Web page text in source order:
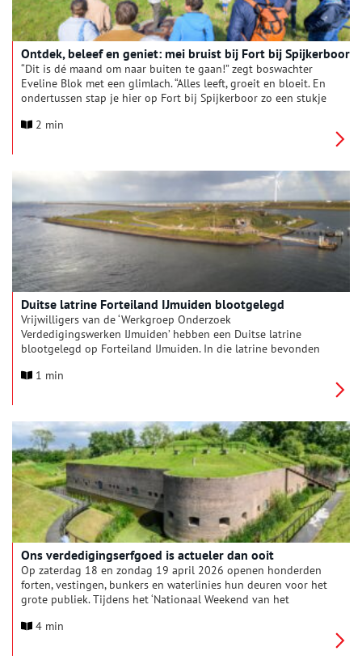
Ontdek, beleef en geniet: mei bruist bij Fort bij Spijkerboor
“Dit is dé maand om naar buiten te gaan!” zegt boswachter
Eveline Blok met een glimlach. “Alles leeft, groeit en bloeit. En
ondertussen stap je hier op Fort bij Spijkerboor zo een stukje
In mei nodigt Natuurmonumenten iedereen uit om het fort en
de schermen of een frisse start van je dag, er is altijd iets te
doen.”
2 min
Duitse latrine Forteiland IJmuiden blootgelegd
Vrijwilligers van de ‘Werkgroep Onderzoek
Verdedigingswerken IJmuiden’ hebben een Duitse latrine
blootgelegd op Forteiland IJmuiden. In die latrine bevonden
muurtje, waar Duitse soldaten hun behoefte konden doen.
1 min
Ons verdedigingserfgoed is actueler dan ooit
Op zaterdag 18 en zondag 19 april 2026 openen honderden
forten, vestingen, bunkers en waterlinies hun deuren voor het
grote publiek. Tijdens het ‘Nationaal Weekend van het
Maastricht in één groot openluchtmuseum. Stichting Forten
4 min